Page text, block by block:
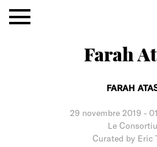
Aller
au
Farah
FARAH
29 novembre 2019-
Le
Curated by Eric